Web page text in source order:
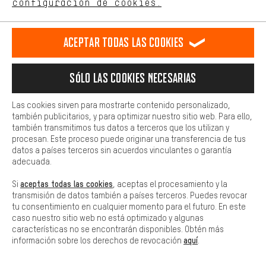
Flat MTB
3100 W Segerstrom Ave
CA 92704
EEUU
info@crankbrothers.com
Distributeur:
Leyher Straße 47
90763 Fürth
Alemania
info@cosmicsports.de
configuración de cookies.
Más confort
cookies de comodidad, creamos enlaces a plataformas de redes
sociales. Esto nos permite proporcionarle más contenido e
adicionales que le ayudarán a encontrar los productos adecuados.
preguntas de forma rápida y sencilla.
Básica
Las cookies básicas aseguran que puedas usar nuestro sitio web.
Aceptar todas las cookies
Sólo las cookies necesarias
Las cookies sirven para mostrarte contenido personalizado,
también publicitarios, y para optimizar nuestro sitio web. Para ello,
también transmitimos tus datos a terceros que los utilizan y
procesan. Este proceso puede originar una transferencia de tus
datos a países terceros sin acuerdos vinculantes o garantía
adecuada.
Si aceptas todas las cookies , aceptas el procesamiento y la
transmisión de datos también a países terceros. Puedes revocar
tu consentimiento en cualquier momento para el futuro. En este
caso nuestro sitio web no está optimizado y algunas
características no se encontrarán disponibles. Obtén más
información sobre los derechos de revocación aquí.